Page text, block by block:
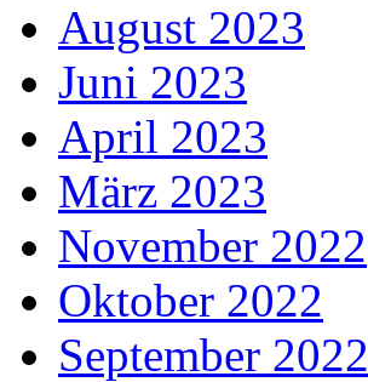
August 2023
Juni 2023
April 2023
März 2023
November 2022
Oktober 2022
September 2022